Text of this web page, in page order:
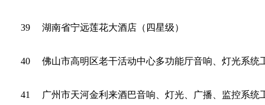
39 湖南省宁远莲花大酒店（四星级）
40 佛山市高明区老干活动中心多功能厅音响、灯光系统
41 广州市天河金利来酒巴音响、灯光、广播、监控系统